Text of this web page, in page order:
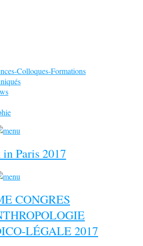
Colloques-Formations
Paris 2017
CONGRES
LÉGALE 2017